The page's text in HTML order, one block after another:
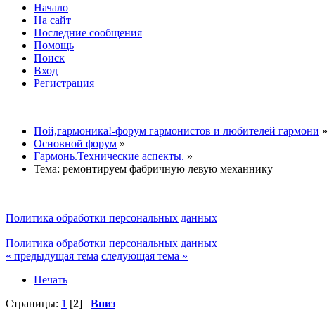
Начало
На сайт
Последние сообщения
Помощь
Поиск
Вход
Регистрация
Пой,гармоника!-форум гармонистов и любителей гармони »
Основной форум »
Гармонь.Технические аспекты. »
Тема: ремонтируем фабричную левую механнику
Политика обработки персональных данных
Политика обработки персональных данных
« предыдущая тема следующая тема »
Печать
Страницы: 1 [2] Вниз